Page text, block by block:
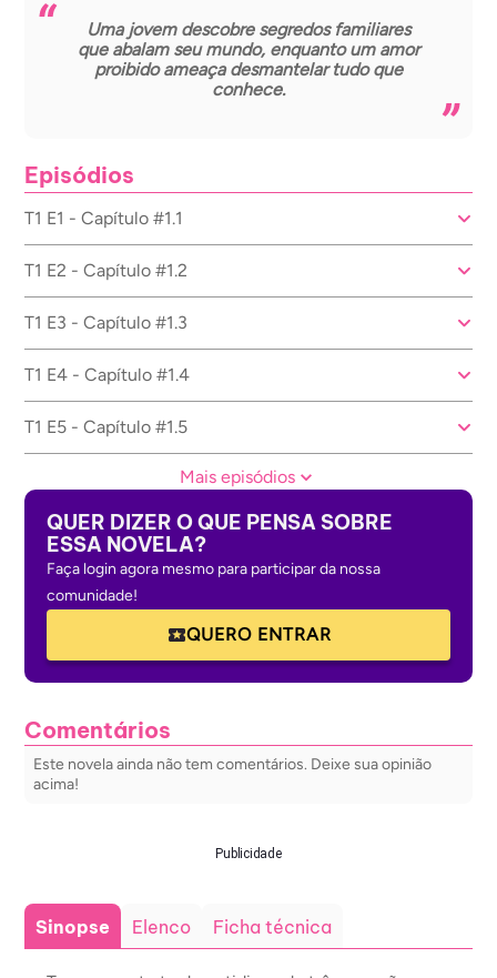
Uma jovem descobre segredos familiares
que abalam seu mundo, enquanto um amor
proibido ameaça desmantelar tudo que
conhece.
Episódios
T1 E1 - Capítulo #1.1
T1 E2 - Capítulo #1.2
T1 E3 - Capítulo #1.3
T1 E4 - Capítulo #1.4
T1 E5 - Capítulo #1.5
Mais episódios
QUER DIZER O QUE PENSA SOBRE
ESSA NOVELA?
Faça login agora mesmo para participar da nossa
comunidade!
QUERO ENTRAR
Comentários
Este novela ainda não tem comentários. Deixe sua opinião
acima!
Publicidade
Sinopse Elenco Ficha técnica